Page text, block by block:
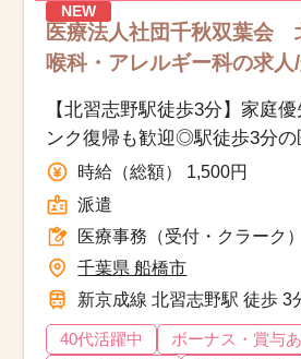
NEW
医療法人社団千秋双葉会
喉科・アレルギー科の求人
【北習志野駅徒歩3分】家庭
ンク復帰も歓迎◎駅徒歩3分の
時給（総額） 1,500円
派遣
医療事務（受付・クラーク）
千葉県 船橋市
新京成線 北習志野駅 徒歩 3
40代活躍中
ボーナス・賞与